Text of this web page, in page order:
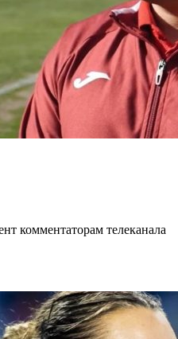
комментаторам телеканала